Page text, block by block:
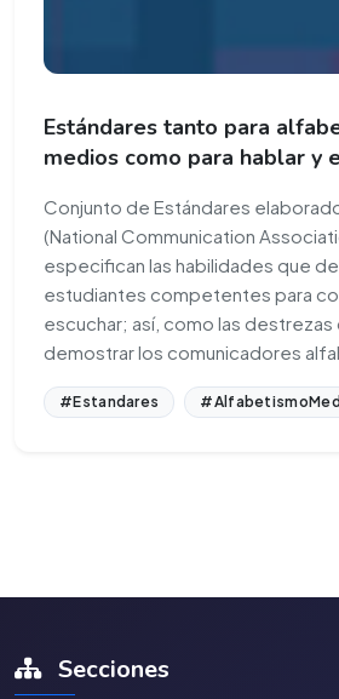
Estándares tanto para
medios como para hablar y
Conjunto de Estándares
(National Communication
especifican las habilidades que
estudiantes competentes para
escuchar; así, como las
demostrar los comunicadores
#Estandares
Secciones